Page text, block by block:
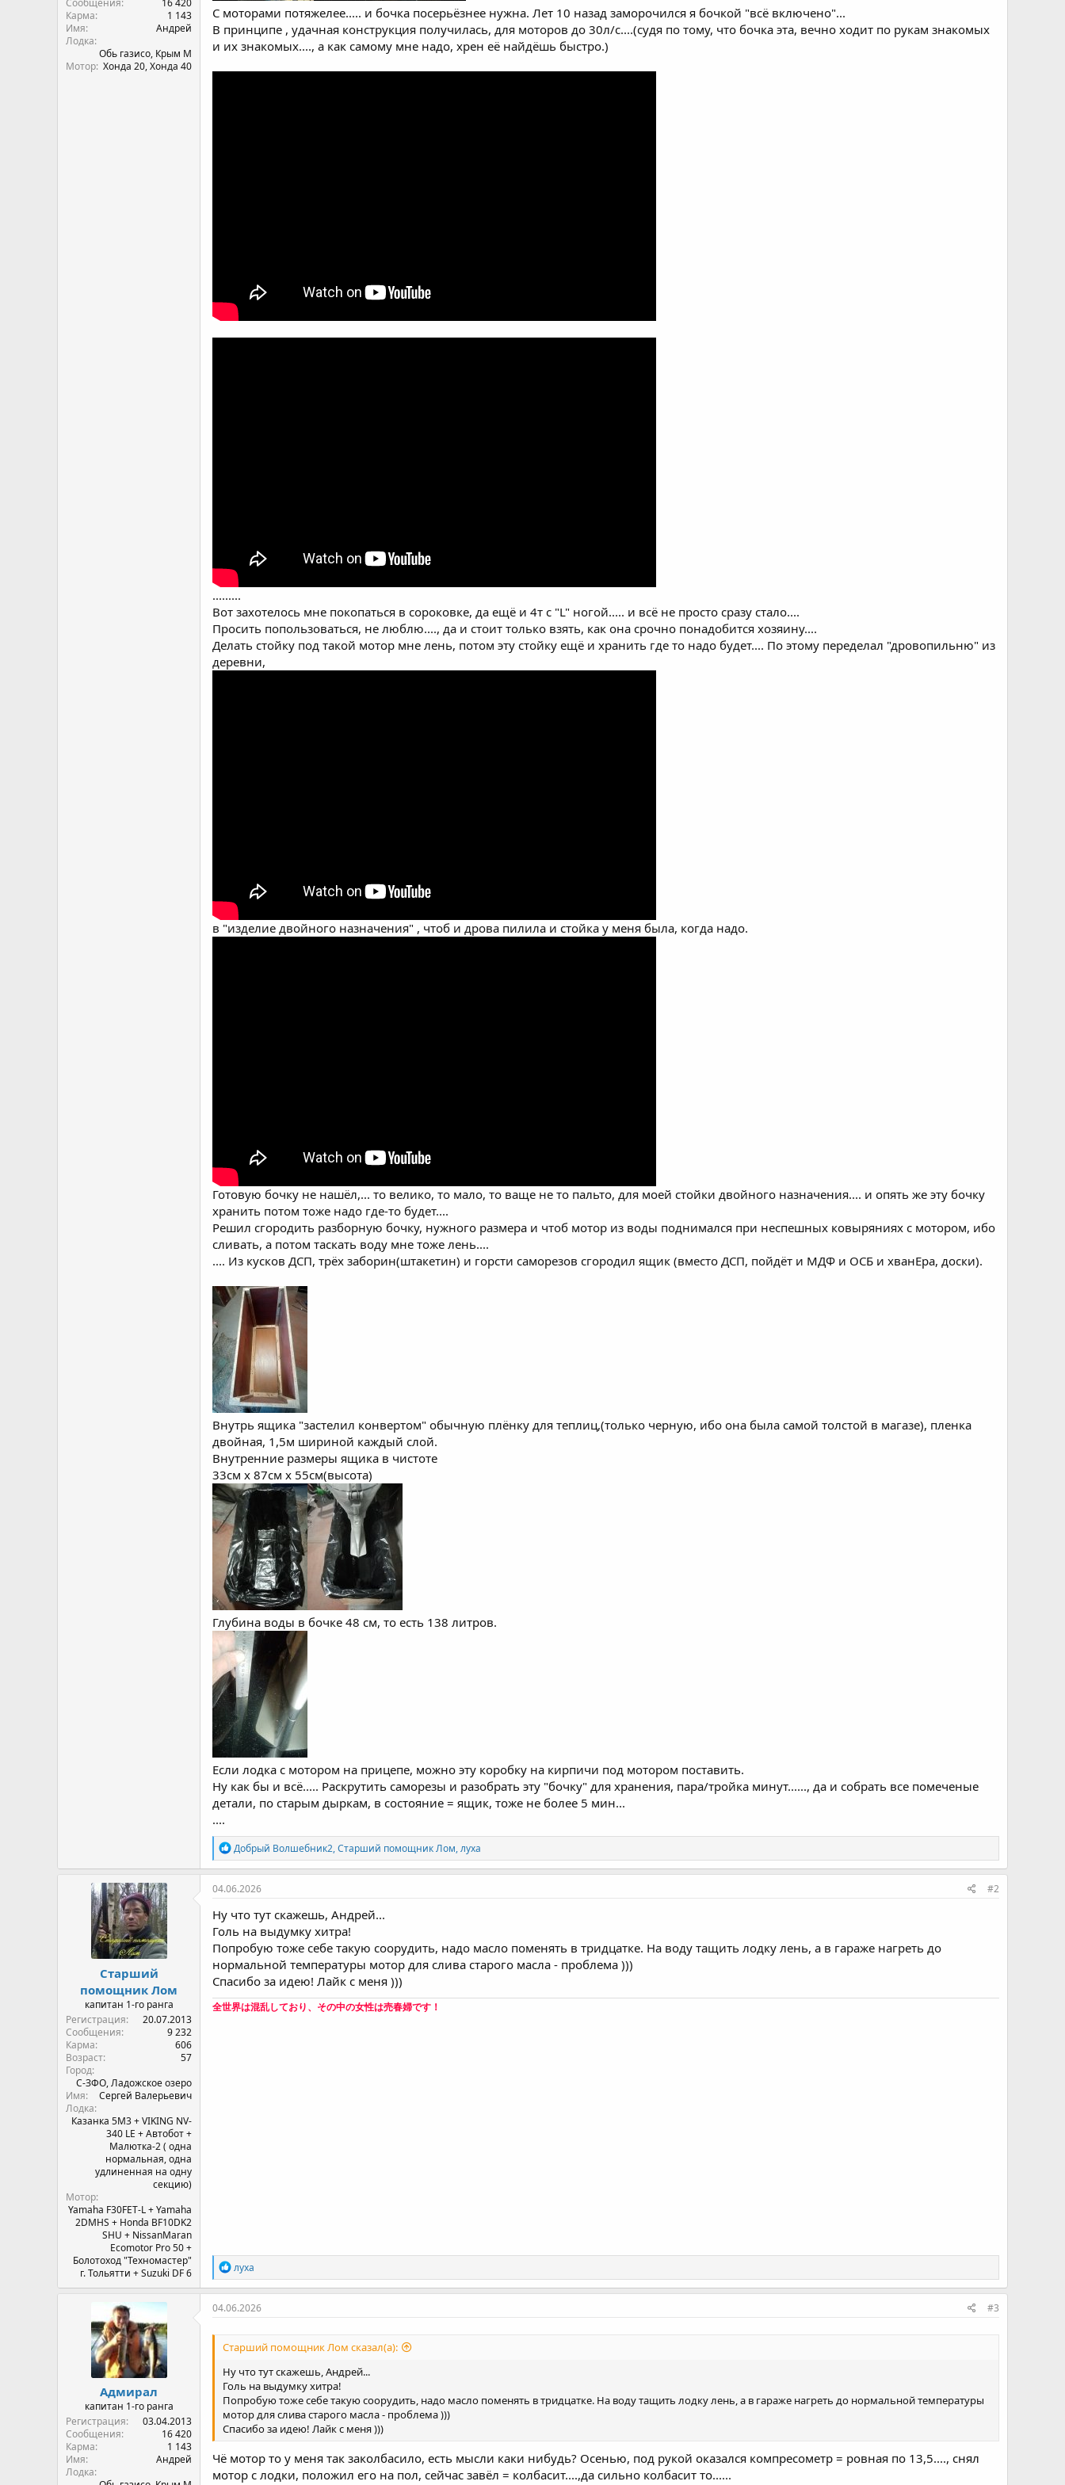
Карма
1 143
Имя
Андрей
Лодка
Обь газисо, Крым М
Мотор Хонда 20, Хонда 40
С моторами потяжелее..... и бочка посерьёзнее нужна. Лет 10 назад заморочился я бочкой "всё включено"...
В принципе , удачная конструкция получилась, для моторов до 30л/с....(судя по тому, что бочка эта, вечно ходит по рукам знакомых
и их знакомых...., а как самому мне надо, хрен её найдёшь быстро.)
.........
Вот захотелось мне покопаться в сороковке, да ещё и 4т с "L" ногой..... и всё не просто сразу стало....
Просить попользоваться, не люблю...., да и стоит только взять, как она срочно понадобится хозяину....
Делать стойку под такой мотор мне лень, потом эту стойку ещё и хранить где то надо будет.... По этому переделал "дровопильню" из
деревни,
в "изделие двойного назначения" , чтоб и дрова пилила и стойка у меня была, когда надо.
Готовую бочку не нашёл,... то велико, то мало, то ваще не то пальто, для моей стойки двойного назначения.... и опять же эту бочку
хранить потом тоже надо где-то будет....
Решил сгородить разборную бочку, нужного размера и чтоб мотор из воды поднимался при неспешных ковыряниях с мотором, ибо
сливать, а потом таскать воду мне тоже лень....
.... Из кусков ДСП, трёх заборин(штакетин) и горсти саморезов сгородил ящик (вместо ДСП, пойдёт и МДФ и ОСБ и хванЕра, доски).
Внутрь ящика "застелил конвертом" обычную плёнку для теплиц,(только черную, ибо она была самой толстой в магазе), пленка
двойная, 1,5м шириной каждый слой.
Внутренние размеры ящика в чистоте
33см х 87см х 55см(высота)
Глубина воды в бочке 48 см, то есть 138 литров.
Если лодка с мотором на прицепе, можно эту коробку на кирпичи под мотором поставить.
Ну как бы и всё..... Раскрутить саморезы и разобрать эту "бочку" для хранения, пара/тройка минут......, да и собрать все помеченые
детали, по старым дыркам, в состояние = ящик, тоже не более 5 мин...
....
Р
е
а
к
и
и
:
Добрый Волшебник2,Старший помощник Лом,луха
Старший
помощник Лом
капитан 1-го ранга
Регистрация
20.07.2013
Сообщения
9 232
Карма
606
Возраст
57
Город
С-ЗФО, Ладожское озеро
Имя
Сергей Валерьевич
Лодка
Казанка 5М3 + VIKING NV-
340 LE + Автобот +
Малютка-2 ( одна
нормальная, одна
удлиненная на одну
секцию)
Мотор
Yamaha F30FET-L + Yamaha
2DMHS + Honda BF10DK2
SHU + NissanMaran
Ecomotor Pro 50 +
Болотоход "Техномастер"
г. Тольятти + Suzuki DF 6
04.06.2026 #2
Ну что тут скажешь, Андрей...
Голь на выдумку хитра!
Попробую тоже себе такую соорудить, надо масло поменять в тридцатке. На воду тащить лодку лень, а в гараже нагреть до
нормальной температуры мотор для слива старого масла - проблема )))
Спасибо за идею! Лайк с меня )))
全世界は混乱しており、その中の女性は売春婦です！
Р
е
а
к
:
луха
Адмирал
капитан 1-го ранга
Регистрация
03.04.2013
Сообщения
16 420
Карма
1 143
Имя
Андрей
Лодка
04.06.2026 #3
Старший помощник Лом сказал(а):
Ну что тут скажешь, Андрей...
Голь на выдумку хитра!
Попробую тоже себе такую соорудить, надо масло поменять в тридцатке. На воду тащить лодку лень, а в гараже нагреть до нормальной температуры
мотор для слива старого масла - проблема )))
Спасибо за идею! Лайк с меня )))
Чё мотор то у меня так заколбасило, есть мысли каки нибудь? Осенью, под рукой оказался компресометр = ровная по 13,5...., снял
мотор с лодки, положил его на пол, сейчас завёл = колбасит....,да сильно колбасит то......